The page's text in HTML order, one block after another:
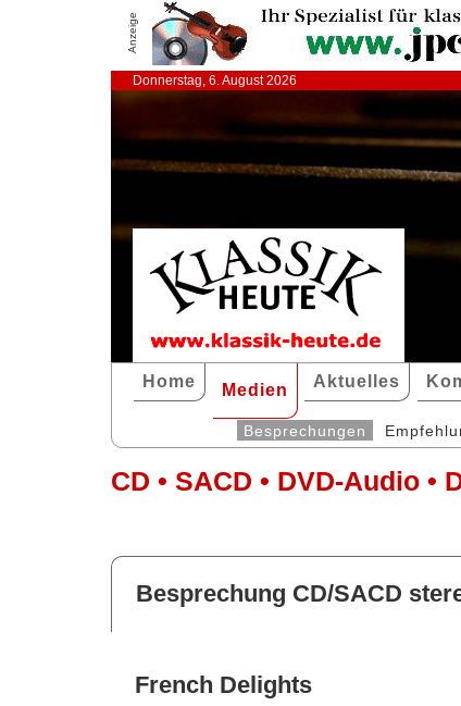
Anzeige
Donnerstag, 6. August 2026
Home Medien Aktuelles
Besprechungen
CD • SACD • DVD-Audio •
Besprechung CD/SACD
French Delights